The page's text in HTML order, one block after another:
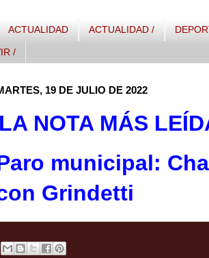
ACTUALIDAD ACTUALIDAD /
/
19 DE JULIO DE 2022
LA NOTA MÁS LEÍD
municipal:
Grindetti